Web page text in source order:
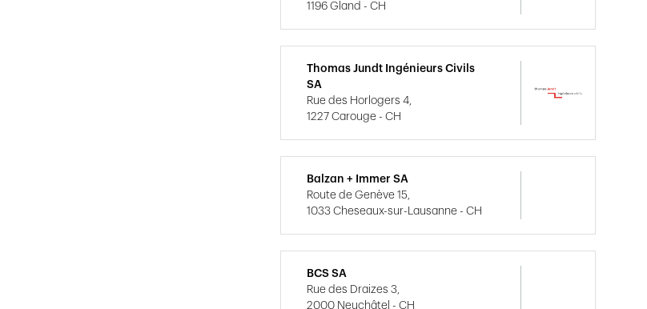
1196 Gland - CH
Thomas Jundt Ingénieurs Civils
SA
Rue des Horlogers 4,
1227 Carouge - CH
Balzan + Immer SA
Route de Genève 15,
1033 Cheseaux-sur-Lausanne - CH
BCS SA
Rue des Draizes 3,
2000 Neuchâtel - CH